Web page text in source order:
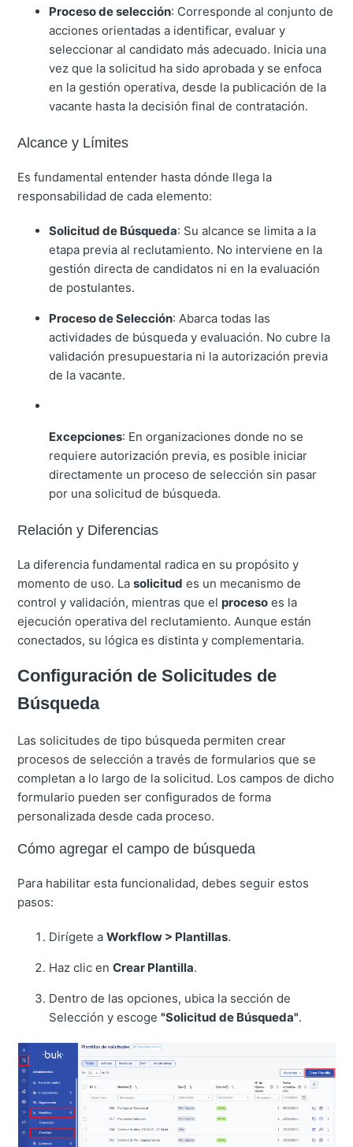
Proceso de selección: Corresponde al conjunto de
acciones orientadas a identificar, evaluar y
seleccionar al candidato más adecuado. Inicia una
vez que la solicitud ha sido aprobada y se enfoca
en la gestión operativa, desde la publicación de la
vacante hasta la decisión final de contratación.
Alcance y Límites
Es fundamental entender hasta dónde llega la
responsabilidad de cada elemento:
Solicitud de Búsqueda: Su alcance se limita a la
etapa previa al reclutamiento. No interviene en la
gestión directa de candidatos ni en la evaluación
de postulantes.
Proceso de Selección: Abarca todas las
actividades de búsqueda y evaluación. No cubre la
validación presupuestaria ni la autorización previa
de la vacante.
Excepciones: En organizaciones donde no se
requiere autorización previa, es posible iniciar
directamente un proceso de selección sin pasar
por una solicitud de búsqueda.
Relación y Diferencias
La diferencia fundamental radica en su propósito y
momento de uso. Lasolicitud es un mecanismo de
control y validación, mientras que el proceso es la
ejecución operativa del reclutamiento.Aunque están
conectados, su lógica es distinta y complementaria.
Configuración de Solicitudes de
Búsqueda
Las solicitudes de tipo búsqueda permiten crear
procesos de selección a través de formularios que se
completan a lo largo de la solicitud. Los campos de dicho
formulario pueden ser configurados de forma
personalizada desde cada proceso.
Cómo agregar el campo de búsqueda
Para habilitar esta funcionalidad, debes seguir estos
pasos:
Dirígete aWorkflow > Plantillas.
Haz clic enCrear Plantilla.
Dentro de las opciones, ubica la sección de
Selección y escoge"Solicitud de Búsqueda".